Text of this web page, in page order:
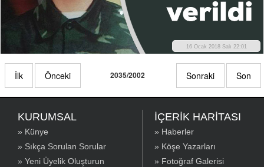
16 Ocak 2018 Salı 22:01
İlk Önceki 2035/2002 Sonraki Son
KURUMSAL
» Künye
» Sıkça Sorulan Sorular
» Yeni Üyelik Oluşturun
İÇERİK HARİTASI
» Haberler
» Köşe Yazarları
» Fotoğraf Galerisi